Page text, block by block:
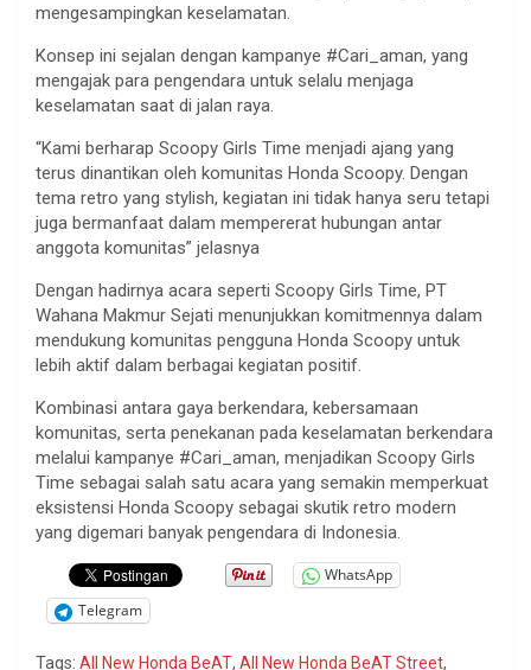
mengesampingkan keselamatan.
Konsep ini sejalan dengan kampanye #Cari_aman, yang
mengajak para pengendara untuk selalu menjaga
keselamatan saat di jalan raya.
“Kami berharap Scoopy Girls Time menjadi ajang yang
terus dinantikan oleh komunitas Honda Scoopy. Dengan
tema retro yang stylish, kegiatan ini tidak hanya seru tetapi
juga bermanfaat dalam mempererat hubungan antar
anggota komunitas” jelasnya
Dengan hadirnya acara seperti Scoopy Girls Time, PT
Wahana Makmur Sejati menunjukkan komitmennya dalam
mendukung komunitas pengguna Honda Scoopy untuk
lebih aktif dalam berbagai kegiatan positif.
Kombinasi antara gaya berkendara, kebersamaan
komunitas, serta penekanan pada keselamatan berkendara
melalui kampanye #Cari_aman, menjadikan Scoopy Girls
Time sebagai salah satu acara yang semakin memperkuat
eksistensi Honda Scoopy sebagai skutik retro modern
yang digemari banyak pengendara di Indonesia.
WhatsApp
Telegram
Tags: All New Honda BeAT, All New Honda BeAT Street,